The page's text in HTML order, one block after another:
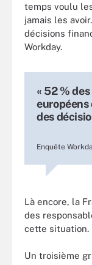
temps voulu
jamais les
décisions
Workday.
« 52 %
des
Enquête
Là encore, la
des
cette situation.
Un troisième